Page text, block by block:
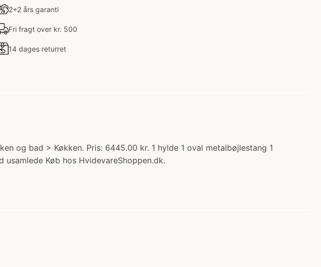
2+2 års garanti
Fri fragt over kr. 500
14 dages returret
og bad > Køkken. Pris: 6445.00 kr. 1 hylde 1 oval metalbøjlestang 1
usamlede Køb hos HvidevareShoppen.dk.